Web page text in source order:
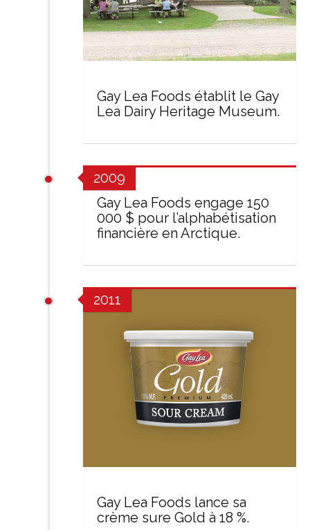
Gay Lea Foods établit le Gay
Lea Dairy Heritage Museum.
2009
Gay Lea Foods engage 150
000 $ pour l’alphabétisation
financière en Arctique.
2011
Gay Lea Foods lance sa
crème sure Gold à 18 %.